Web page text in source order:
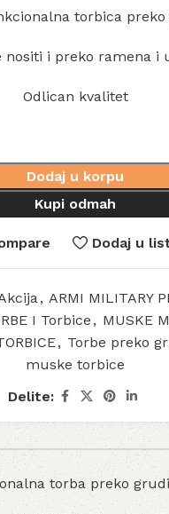
torbica preko
nositi i preko ramena i
Odlican kvalitet
Dodaj u korpu
Kupi odmah
Dodaj u
, ARMI MILITARY
I Torbice , MUSKE
, Torbe preko
muske torbice
Delite:
torba preko grudi